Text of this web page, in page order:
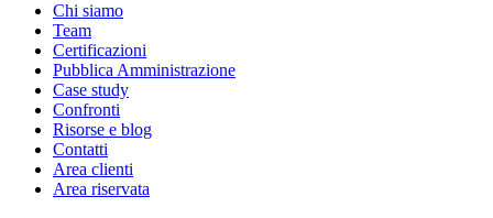
Chi siamo
Team
Certificazioni
Pubblica Amministrazione
Case study
Confronti
Risorse e blog
Contatti
Area clienti
Area riservata